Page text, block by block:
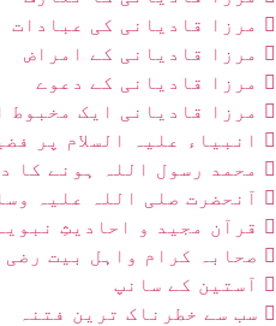
مرزا قادیانی کی عبادات
مرزا قادیانی کے امراض
مرزا قادیانی کے دعوے
مرزا قادیانی ایک مخبوط
انبیاء علیہ السلام پر
محمد رسول اللہ ہونے کا
آنحضرت صلی اللہ علیہ
قرآن مجید و احادیثِ
صحابہ کرام واہل بیت
آستین کے سانپ
سب سے خطرناک ترین فتنہ